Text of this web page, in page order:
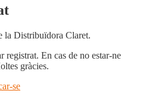
la Distribuïdora Claret.
registrat. En cas de no estar-ne
gràcies.
se